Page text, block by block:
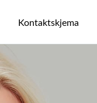
Kontaktskjema